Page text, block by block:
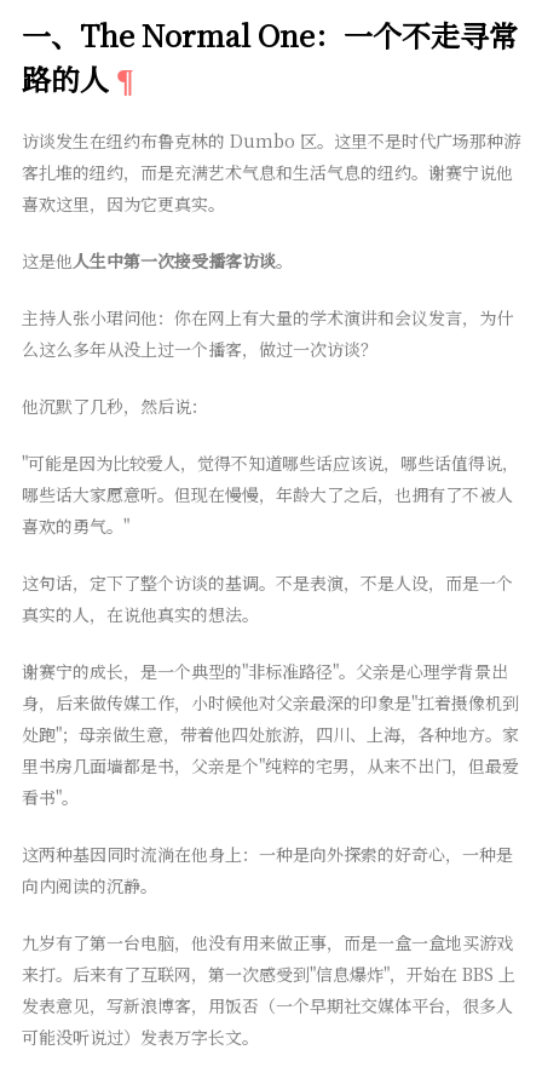
一、The Normal One：一个不走寻常
路的人
访谈发生在纽约布鲁克林的 Dumbo 区。这里不是时代广场那种游
客扎堆的纽约，而是充满艺术气息和生活气息的纽约。谢赛宁说他
喜欢这里，因为它更真实。
这是他人生中第一次接受播客访谈。
主持人张小珺问他：你在网上有大量的学术演讲和会议发言，为什
么这么多年从没上过一个播客，做过一次访谈？
他沉默了几秒，然后说：
"可能是因为比较爱人，觉得不知道哪些话应该说，哪些话值得说，
哪些话大家愿意听。但现在慢慢，年龄大了之后，也拥有了不被人
喜欢的勇气。"
这句话，定下了整个访谈的基调。不是表演，不是人设，而是一个
真实的人，在说他真实的想法。
谢赛宁的成长，是一个典型的"非标准路径"。父亲是心理学背景出
身，后来做传媒工作，小时候他对父亲最深的印象是"扛着摄像机到
处跑"；母亲做生意，带着他四处旅游，四川、上海，各种地方。家
里书房几面墙都是书，父亲是个"纯粹的宅男，从来不出门，但最爱
看书"。
这两种基因同时流淌在他身上：一种是向外探索的好奇心，一种是
向内阅读的沉静。
九岁有了第一台电脑，他没有用来做正事，而是一盒一盒地买游戏
来打。后来有了互联网，第一次感受到"信息爆炸"，开始在 BBS 上
发表意见，写新浪博客，用饭否（一个早期社交媒体平台，很多人
可能没听说过）发表万字长文。